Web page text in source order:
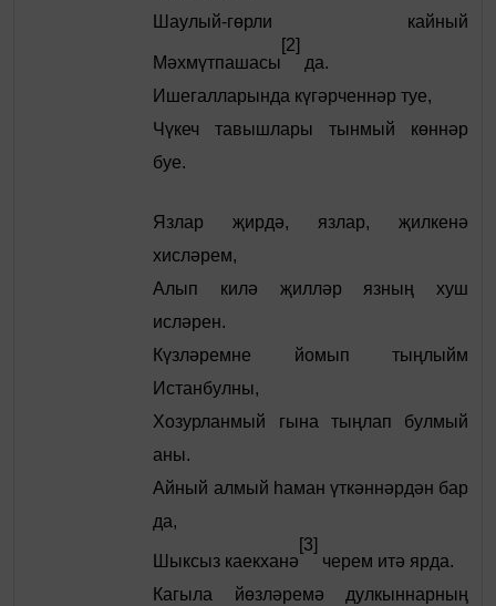
Шаулый-гөрли кайный
Мәхмүтпашасы
[2]
да.
Ишегалларында күгәрченнәр туе,
Чүкеч тавышлары тынмый көннәр
буе.
Язлар җирдә, язлар, җилкенә
хисләрем,
Алып килә җилләр язның хуш
исләрен.
Күзләремне йомып тыңлыйм
Истанбулны,
Хозурланмый гына тыңлап булмый
аны.
Айный алмый һаман үткәннәрдән бар
да,
Шыксыз каекханә
[3]
черем итә ярда.
Кагыла йөзләремә дулкыннарның